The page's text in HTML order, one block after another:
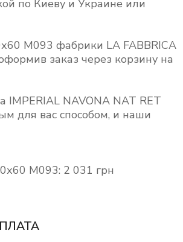
по Киеву и Украине или
M093 фабрики LA FABBRICA
заказ через корзину на
IMPERIAL NAVONA NAT RET
для вас способом, и наши
M093: 2 031 грн